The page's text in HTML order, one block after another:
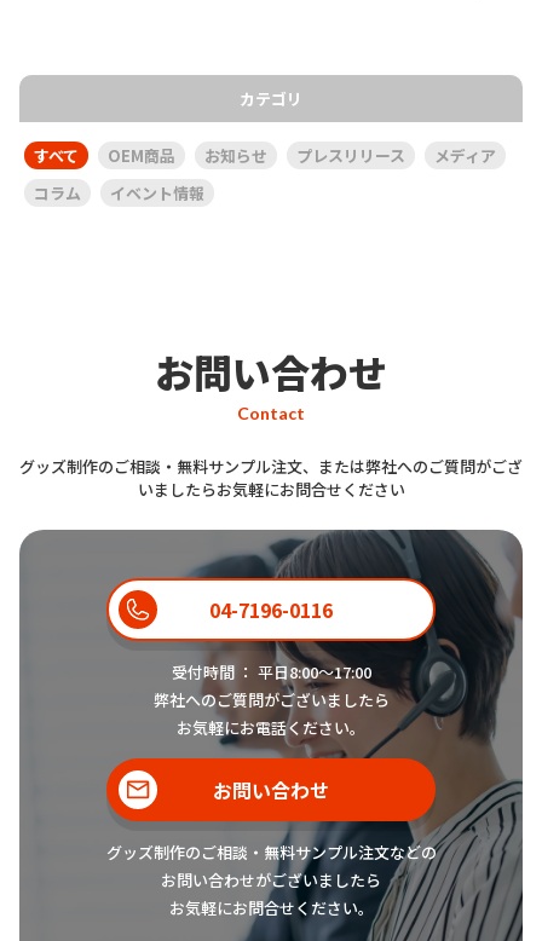
カテゴリ
すべて OEM商品 お知らせ プレスリリース
メディア
コラム
イベント情報
お問い合わせ
Contact
グッズ制作のご相談・無料サンプル注文、または弊社へのご質問がござ
いましたらお気軽にお問合せください
04-7196-0116
受付時間 ： 平日8:00〜17:00
弊社へのご質問がございましたら
お気軽にお電話ください。
お問い合わせ
グッズ制作のご相談・無料サンプル注文などの
お問い合わせがございましたら
お気軽にお問合せください。